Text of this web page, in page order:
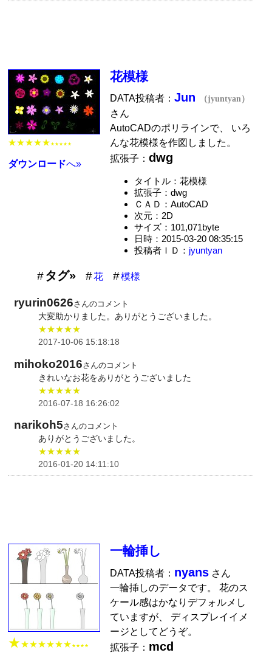
★★★★★ ★★★★★
ダウンロードへ»
花模様
DATA投稿者：Jun （jyuntyan）
さん
AutoCADのポリラインで、 いろ
んな花模様を作図しました。
拡張子：dwg
タイトル：花模様
拡張子：dwg
ＣＡＤ：AutoCAD
次元：2D
サイズ：101,071byte
日時：2015-03-20 08:35:15
投稿者ＩＤ： jyuntyan
タグ» 花 模様
ryurin0626さんのコメント
大変助かりました。ありがとうございました。
★★★★★
2017-10-06 15:18:18
mihoko2016さんのコメント
きれいなお花をありがとうございました
★★★★★
2016-07-18 16:26:02
narikoh5さんのコメント
ありがとうございました。
★★★★★
2016-01-20 14:11:10
★★★★★★★ ★★★★
一輪挿し
DATA投稿者： nyans さん
一輪挿しのデータです。 花のス
ケール感はかなりデフォルメし
ていますが、 ディスプレイイメ
ージとしてどうぞ。
拡張子： mcd